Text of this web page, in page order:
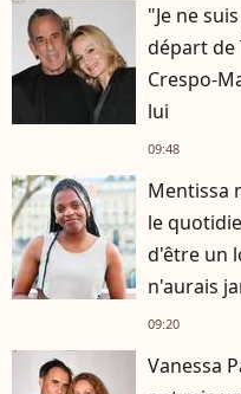
"Je ne
départ de
Crespo-
lui
09:48
Mentissa
le
d'être un
n'aurais
09:20
Vanessa